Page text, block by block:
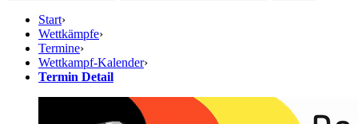
Start›
Wettkämpfe›
Termine›
Wettkampf-Kalender›
Termin Detail